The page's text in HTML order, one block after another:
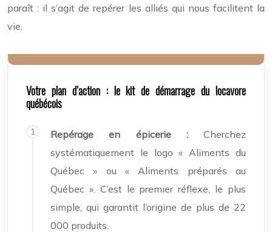
paraît : il s’agit de repérer les alliés qui nous facilitent la
vie.
Votre plan d’action : le kit de démarrage du locavore
québécois
Repérage en épicerie :Cherchez
systématiquement le logo « Aliments du
Québec » ou « Aliments préparés au
Québec ». C’est le premier réflexe, le plus
simple, qui garantit l’origine de plus de 22
000 produits.